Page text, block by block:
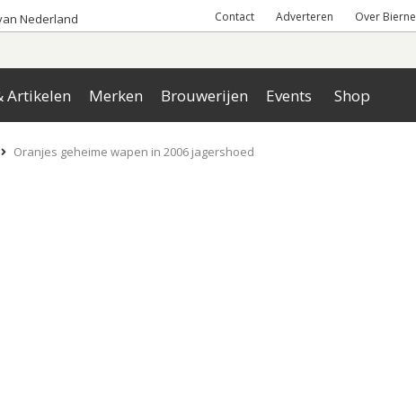
Nederland Contact Adverteren Over
Artikelen Merken Brouwerijen Events Shop
Oranjes geheime wapen in 2006 jagershoed